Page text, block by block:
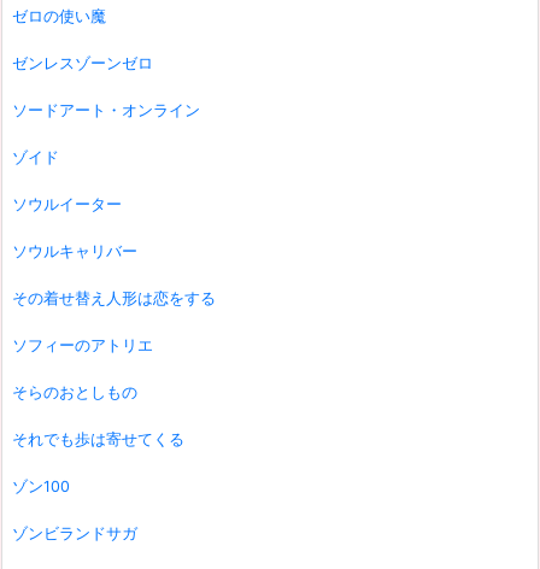
ゼロの使い魔
ゼンレスゾーンゼロ
ソードアート・オンライン
ゾイド
ソウルイーター
ソウルキャリバー
その着せ替え人形は恋をする
ソフィーのアトリエ
そらのおとしもの
それでも歩は寄せてくる
ゾン100
ゾンビランドサガ